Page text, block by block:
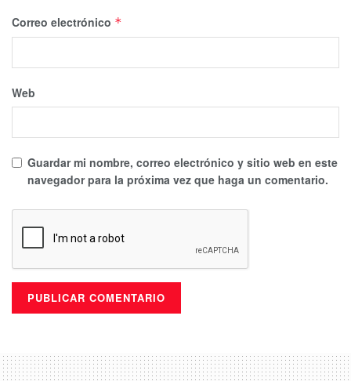
Correo electrónico *
Web
Guardar mi nombre, correo electrónico y sitio web en este
navegador para la próxima vez que haga un comentario.